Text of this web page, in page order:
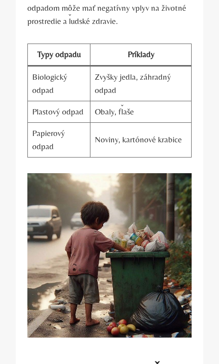
odpadom môže mať negatívny vplyv na životné
prostredie a ľudské zdravie.
Typy odpadu Príklady
Biologický
odpad
Zvyšky jedla, záhradný
odpad
Plastový odpad Obaly, fľaše
Papierový
odpad
Noviny, kartónové krabice